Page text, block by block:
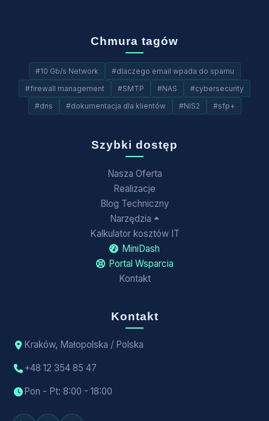
Chmura tagów
#10 Gb/s Network
#dlaczego email wpada do spamu
#firewall management
#SMTP #NAS
#cybersecurity
#dns
#dokumentacja dla klientów #NIS2 #sfp+
Szybki dostęp
Nasza Oferta
Realizacje
Blog Techniczny
Narzędzia
Kalkulator kosztów IT
MiniDash
Portal Wsparcia
Kontakt
Kontakt
Kraków, Małopolska / Polska
+48 12 354 85 47
Pon - Pt: 8:00 - 18:00